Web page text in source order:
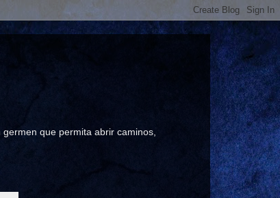
que permita abrir caminos,